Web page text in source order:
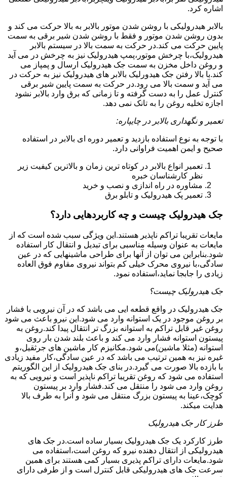
اشاره کرد.
بالابر هیدرولیکی با روشن شدن موتور بالابر به بالا حرکت می کند و
بدون روشن شدن موتور و فقط با روشن شدن شیر برقی به سمت
پایین حرکت می کند.در حرکت به سمت بالا در سیستم بالابر
هیدرولیک،با چرخش موتور،پمپ هیدرولیک نیز به چرخش در می آید
و روغن داخل مخزن به سمت جک هیدرولیک ارسال و پمپاز می
کند.با بالا رفتن جک هیدورلیک بالابر های هیدرولیک نیز به حرکت در
می آید و سمت بالا می رود.در حرکت به سمت پایین شیر برقی
کنترل عمل را به دست گرفته و تا زمانی که برق وارد بالابر نشود
اجازه تخلیه روغن را به تانک نمی دهد.
تعمیر و نگهداری بالابر در چایپاره:
با توجه به نوع استفاده بازدید و تعمیر دوره ای بالابر در استفاده
صحیح و ایمن اهمیت فراوانی دارد.
تعمیر انواع بالابر در کوتاه ترین زمان و بالاترین کیفیت زیر
نظر کارشناسان خبره
مشاوره در راه اندازی و نصب و خرید
تعمیر پک هیدرولیک و تابلو برق
جک هیدرولیک چیست و چه کاربردهایی دارد؟
مایعات تقریبا تراکم ناپذیر هستند.این ویژگی سبب شده است که از
مایعات به عنوان وسیله مناسبی برای تبدیل و انتقال کار استفاده
شود.بنابراین می توان از آنها برای طراحی ماشینهایی که در عین
سادگی،با نیروی محرک خیلی کم بتواند نیروی مقاوم فوق العاده
زیادی را جابجا نماید،استفاده نمود.
جک هیدرولیک چیست؟
جک هیدرولیک در واقع قطعه ایی می باشد که در آن نیرویی با فشار
بر روغن موجود در یک استوانه وارد می شود.این نیرو باعث می شود
روغن غیر قابل تراکم به استوانه بزرگ تر انتقال پیدا کند.روغن به
پیستون استوانه فشار وارد می کند و باعث بلند شدن بار روی
استوانه (مثلا ماشین)می شود.مکانیزم کار ماشین های جرثقیل،و
غیره نیز به همین ترتیب می باشد که در عین سادگی،کار مفید زیادی
با بازده بالا صورت می گیرد.در بنای جک هیدرولیک از این الگوریتم
استفاده می شود که روغن تقریبا تراکم ناپذیر است و نیرویی که به
روغن وارد می شود را منتقل می کند.فشار وارد بر پیستون
کوچک،عینا به پیستون بزرگ منتقل می شود و آنرا به طرف بالا
هدایت میکند.
طرز کار جک هیدرولیک
طرز کارکرد یک جک هیدرولیک بسیار ساده است.در جک های
هیدرولیکی از انتقال دهنده نیرو که روغن است،استفاده می
شود.مایعات دارای تراکم پذیری بسیار کمی هستند برای همین
سرعت جک های هیدرولیکی قابل کنترل است و از طرفی دارای